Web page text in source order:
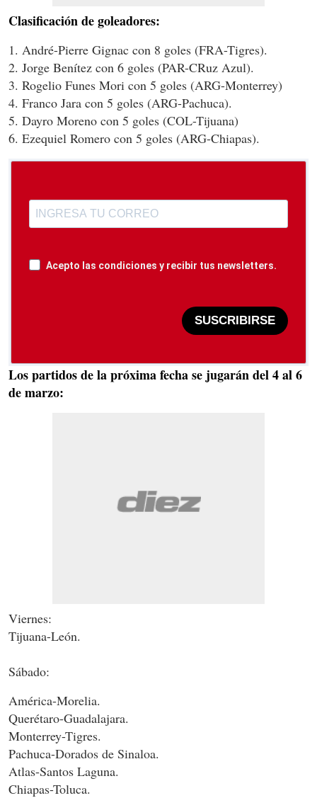
Clasificación de goleadores:
1. André-Pierre Gignac con 8 goles (FRA-Tigres).
2. Jorge Benítez con 6 goles (PAR-CRuz Azul).
3. Rogelio Funes Mori con 5 goles (ARG-Monterrey)
4. Franco Jara con 5 goles (ARG-Pachuca).
5. Dayro Moreno con 5 goles (COL-Tijuana)
6. Ezequiel Romero con 5 goles (ARG-Chiapas).
Acepto las condiciones y recibir tus newsletters.
SUSCRIBIRSE
Los partidos de la próxima fecha se jugarán del 4 al 6
de marzo:
Viernes:
Tijuana-León.
Sábado:
América-Morelia.
Querétaro-Guadalajara.
Monterrey-Tigres.
Pachuca-Dorados de Sinaloa.
Atlas-Santos Laguna.
Chiapas-Toluca.